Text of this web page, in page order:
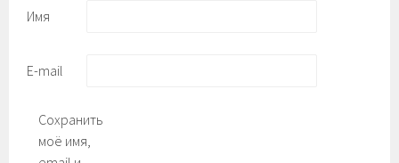
Имя
E-mail
Сохранить
моё имя,